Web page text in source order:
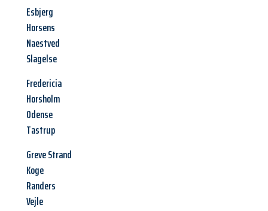
Esbjerg
Horsens
Naestved
Slagelse
Fredericia
Horsholm
Odense
Tastrup
Greve Strand
Koge
Randers
Vejle